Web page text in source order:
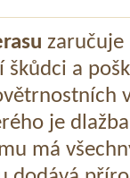
zaručuje
a
je
má